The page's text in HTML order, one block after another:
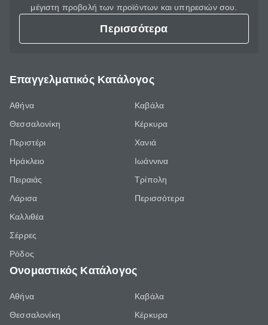
μέγιστη προβολή των προϊόντων και υπηρεσιών σου.
Περισσότερα
Επαγγελματικός Κατάλογος
Αθήνα
Θεσσαλονίκη
Περιστέρι
Ηράκλειο
Πειραιάς
Λάρισα
Καλλιθέα
Σέρρες
Ρόδος
Καβάλα
Κέρκυρα
Χανιά
Ιωάννινα
Τρίπολη
Περισσότερα
Ονομαστικός Κατάλογος
Αθήνα
Θεσσαλονίκη
Καβάλα
Κέρκυρα